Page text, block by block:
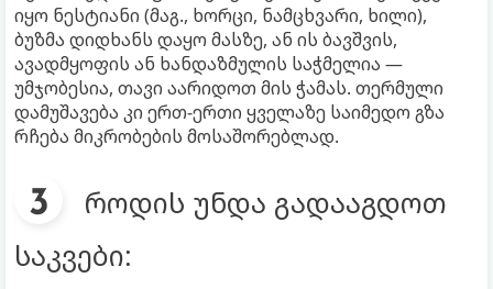
იყო ნესტიანი (მაგ., ხორცი, ნამცხვარი, ხილი),
ბუზმა დიდხანს დაყო მასზე, ან ის ბავშვის,
ავადმყოფის ან ხანდაზმულის საჭმელია —
უმჯობესია, თავი აარიდოთ მის ჭამას. თერმული
დამუშავება კი ერთ-ერთი ყველაზე საიმედო გზა
რჩება მიკრობების მოსაშორებლად.
როდის უნდა გადააგდოთ
საკვები: